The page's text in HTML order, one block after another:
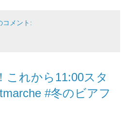
コメント:
これから11:00スタ
#冬のビアフ